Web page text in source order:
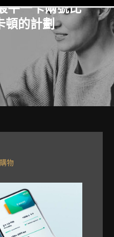
平一卡兩號比
頓的計劃
物